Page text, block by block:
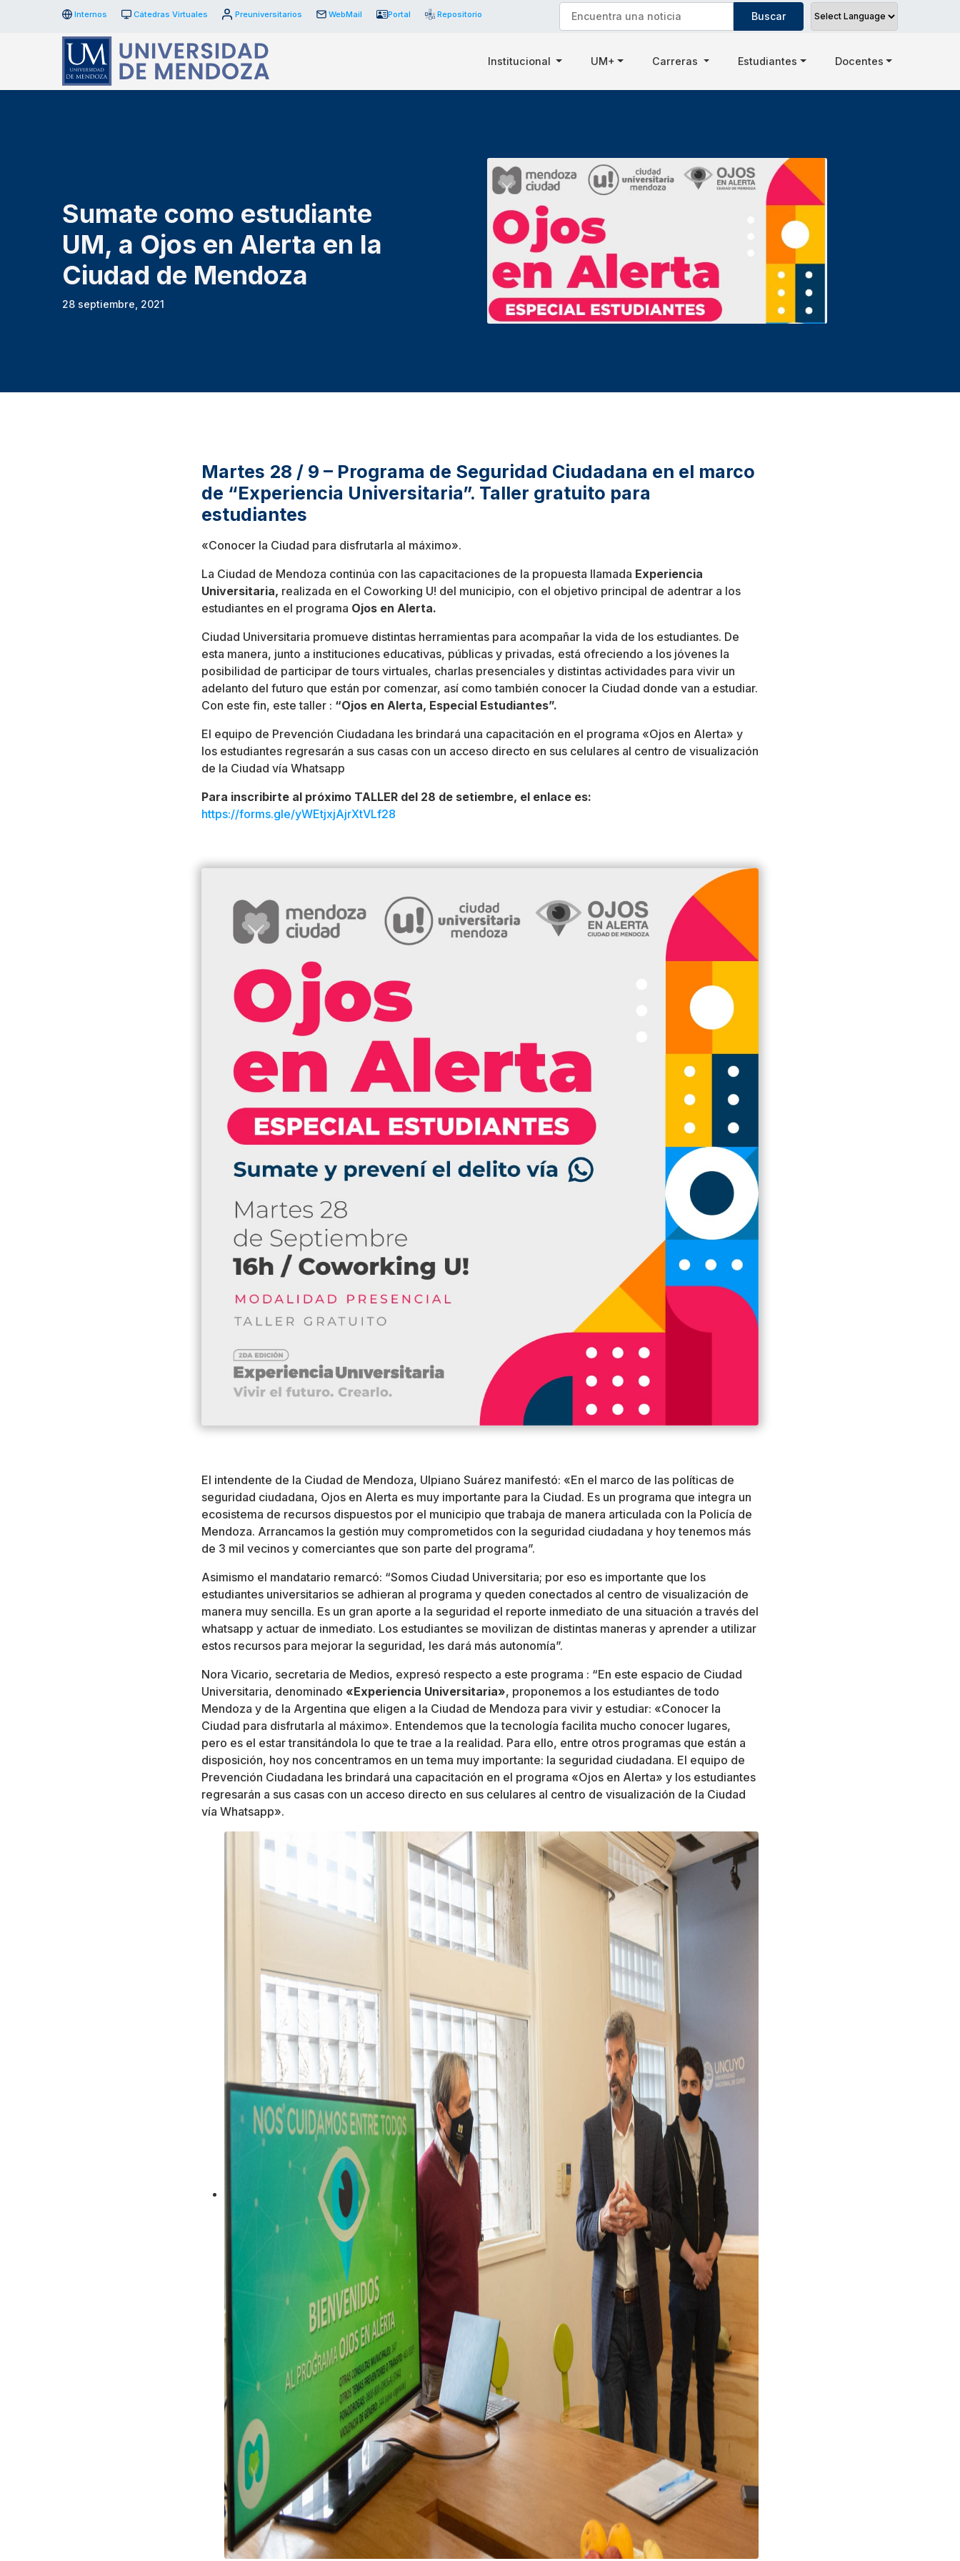
Internos Cátedras Virtuales Preuniversitarios WebMail Portal Repositorio
Institucional UM+ Carreras Estudiantes Docentes
Sumate como estudiante
UM, a Ojos en Alerta en la
Ciudad de Mendoza
28 septiembre, 2021
Martes 28 / 9 – Programa de Seguridad Ciudadana en el marco
de “Experiencia Universitaria”. Taller gratuito para
estudiantes
«Conocer la Ciudad para disfrutarla al máximo».
La Ciudad de Mendoza continúa con las capacitaciones de la propuesta llamada Experiencia
Universitaria, realizada en el Coworking U! del municipio, con el objetivo principal de adentrar a los
estudiantes en el programa Ojos en Alerta.
Ciudad Universitaria promueve distintas herramientas para acompañar la vida de los estudiantes. De
esta manera, junto a instituciones educativas, públicas y privadas, está ofreciendo a los jóvenes la
posibilidad de participar de tours virtuales, charlas presenciales y distintas actividades para vivir un
adelanto del futuro que están por comenzar, así como también conocer la Ciudad donde van a estudiar.
Con este fin, este taller : “Ojos en Alerta, Especial Estudiantes”.
El equipo de Prevención Ciudadana les brindará una capacitación en el programa «Ojos en Alerta» y
los estudiantes regresarán a sus casas con un acceso directo en sus celulares al centro de visualización
de la Ciudad vía Whatsapp
Para inscribirte al próximo TALLER del 28 de setiembre, el enlace es:
https://forms.gle/yWEtjxjAjrXtVLf28
El intendente de la Ciudad de Mendoza, Ulpiano Suárez manifestó: «En el marco de las políticas de
seguridad ciudadana, Ojos en Alerta es muy importante para la Ciudad. Es un programa que integra un
ecosistema de recursos dispuestos por el municipio que trabaja de manera articulada con la Policía de
Mendoza. Arrancamos la gestión muy comprometidos con la seguridad ciudadana y hoy tenemos más
de 3 mil vecinos y comerciantes que son parte del programa”.
Asimismo el mandatario remarcó: “Somos Ciudad Universitaria; por eso es importante que los
estudiantes universitarios se adhieran al programa y queden conectados al centro de visualización de
manera muy sencilla. Es un gran aporte a la seguridad el reporte inmediato de una situación a través del
whatsapp y actuar de inmediato. Los estudiantes se movilizan de distintas maneras y aprender a utilizar
estos recursos para mejorar la seguridad, les dará más autonomía”.
Nora Vicario, secretaria de Medios, expresó respecto a este programa : “En este espacio de Ciudad
Universitaria, denominado «Experiencia Universitaria», proponemos a los estudiantes de todo
Mendoza y de la Argentina que eligen a la Ciudad de Mendoza para vivir y estudiar: «Conocer la
Ciudad para disfrutarla al máximo». Entendemos que la tecnología facilita mucho conocer lugares,
pero es el estar transitándola lo que te trae a la realidad. Para ello, entre otros programas que están a
disposición, hoy nos concentramos en un tema muy importante: la seguridad ciudadana. El equipo de
Prevención Ciudadana les brindará una capacitación en el programa «Ojos en Alerta» y los estudiantes
regresarán a sus casas con un acceso directo en sus celulares al centro de visualización de la Ciudad
vía Whatsapp».